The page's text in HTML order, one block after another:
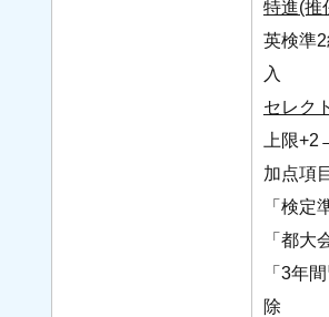
特進(推
英検準
入
セレク
上限
加点項
「検定
「都大
「3年
除